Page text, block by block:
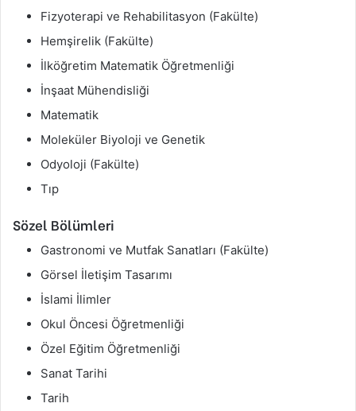
Fizyoterapi ve Rehabilitasyon (Fakülte)
Hemşirelik (Fakülte)
İlköğretim Matematik Öğretmenliği
İnşaat Mühendisliği
Matematik
Moleküler Biyoloji ve Genetik
Odyoloji (Fakülte)
Tıp
Sözel Bölümleri
Gastronomi ve Mutfak Sanatları (Fakülte)
Görsel İletişim Tasarımı
İslami İlimler
Okul Öncesi Öğretmenliği
Özel Eğitim Öğretmenliği
Sanat Tarihi
Tarih